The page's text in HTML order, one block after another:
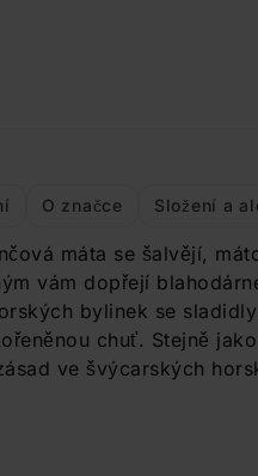
O značce Složení a
máta se šalvějí,
vám dopřejí
bylinek se
chuť. Stejně
ve švýcarských